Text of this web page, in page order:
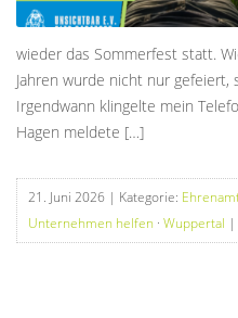
wieder das Sommerfest statt.
Jahren wurde nicht nur
Irgendwann klingelte mein
Hagen meldete […]
21. Juni 2026 | Kategorie:
Unternehmen helfen · Wuppertal |